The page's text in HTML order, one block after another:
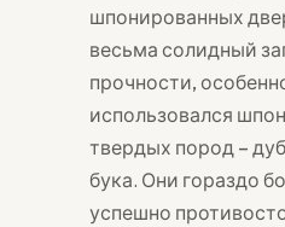
шпонированных
весьма солидный
прочности,
использовался шпон
твердых пород –
бука. Они гораздо
успешно